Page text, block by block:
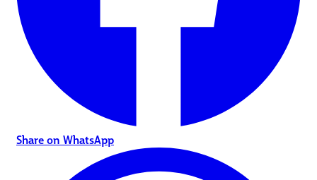
Share on WhatsApp